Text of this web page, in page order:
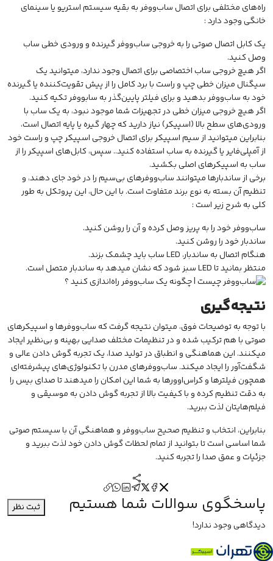
راه‌های مختلفی برای اتصال ساب‌ووفر به بقیه سیستم استریو یا سینمای
خانگی وجود دارد :
یک کابل اتصال صوتی را به خروجی ساب‌ووفر گیرنده و ورودی خطی ساب
وصل کنید.
اگر هیچ خروجی ساب اختصاصی برای اتصال وجود ندارد، میتوانید یک
سیگنال میزان خطی چپ و راست با برد کامل را از پیش تقویت‌کننده یا گیرنده
خود به ساب‌ووفر بدهید و برای فیلتر پایین‌گذر به ساب‎ووفر تکیه کنید.
اگر هیچ خروجی میزان خطی در تجهیزات شما موجود نبود، به یک ساب با
ورودی‌های سطح بالا (اسپیکر) نیاز دارید که چهار گیره یا پایه اتصال است،
بنابراین میتوانید از سیم اسپیکر برای اتصال خروجی اسپیکر چپ و راست خود
از آمپلی‌فایر یا گیرنده به ساب استفاده کنید.. سپس، کابل‌های اسپیکر را از
ساب به اسپیکرهای اصلی بکشید.
برخی از ساندبارها میتوانند ساب‌ووفرهای بی‌سیم را در خود جای دهند، و
تنظیم آن بسته به نوع برند متفاوت است. با این حال، این پروتکل به طور
کلی به شرح زیر است :
ساب‌ووفر خود را به پریز وصل کرده و آن را روشن کنید.
ساندبار خود را روشن کنید.
هنگام اتصال به ساندبار، LED ساب باید چشمک بزند.
منتظر بمانید تا LED سبز شود که نشان میدهد به ساندبار متصل است.
نتیجه‌گیری
با توجه به توضیحات فوق، میتوان نتیجه گرفت که ساب‌ووفرها و اسپیکرهای
صوتی با هم ترکیب شده و در تنظیمات مختلف صدایی بهینه و بی‌نظیر ایجاد
میکنند. این هماهنگی و انطباق در تولید صدا، یک تجربه گوش دادن عالی و
شگفت‌آور را ایجاد میکند. ساب‌ووفرهای مدرن با تکنولوژی‌های پیشرفته‌ای
همچون فیلترها و کراس‌اوورها به شما این امکان را میدهند تا صدای بیس را
به دقت تنظیم کرده و با کیفیت بالا از تجربه گوش دادن به موسیقی و
فیلم‌هایتان لذت ببرید.
بنابراین، انتخاب و تنظیم صحیح ساب‌ووفر و هماهنگی آن با سیستم صوتی
شما اساسی است تا بتوانید از تمام لحظات گوش دادن خود لذت ببرید و
جزئیات و عمق صدا را تجربه کنید.
پاسخگوی سوالات شما هستیم
ثبت نظر
دیدگاهی وجود ندارد!